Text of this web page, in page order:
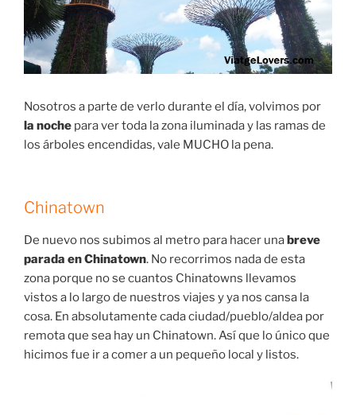
Nosotros a parte de verlo durante el día, volvimos por
la noche para ver toda la zona iluminada y las ramas de
los árboles encendidas, vale MUCHO la pena.
Chinatown
De nuevo nos subimos al metro para hacer unabreve
parada en Chinatown. No recorrimos nada de esta
zona porque no se cuantos Chinatowns llevamos
vistos a lo largo de nuestros viajes y ya nos cansa la
cosa. En absolutamente cada ciudad/pueblo/aldea por
remota que sea hay un Chinatown. Así que lo único que
hicimos fue ir a comer a un pequeño local y listos.